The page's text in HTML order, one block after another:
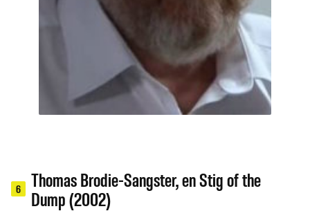
6
Thomas Brodie-Sangster, en Stig of the
Dump (2002)